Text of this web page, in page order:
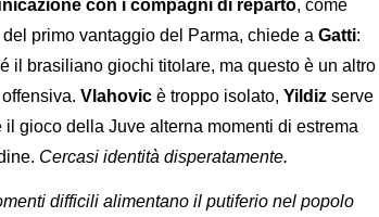
con i compagni di reparto, come
primo vantaggio del Parma, chiede a Gatti:
il brasiliano giochi titolare, ma questo è un altro
Vlahovic è troppo isolato, Yildiz serve
gioco della Juve alterna momenti di estrema
Cercasi identità disperatamente.
difficili alimentano il putiferio nel popolo